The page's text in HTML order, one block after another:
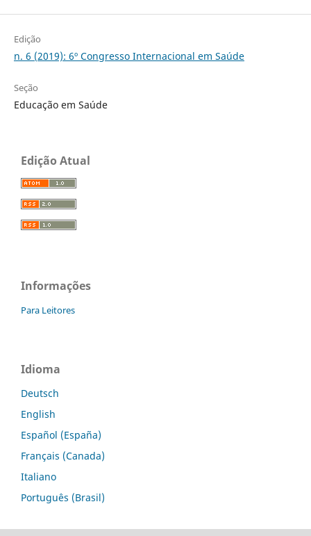
Edição
n. 6 (2019): 6º Congresso Internacional em Saúde
Seção
Educação em Saúde
Edição Atual
Informações
Para Leitores
Idioma
Deutsch
English
Español (España)
Français (Canada)
Italiano
Português (Brasil)